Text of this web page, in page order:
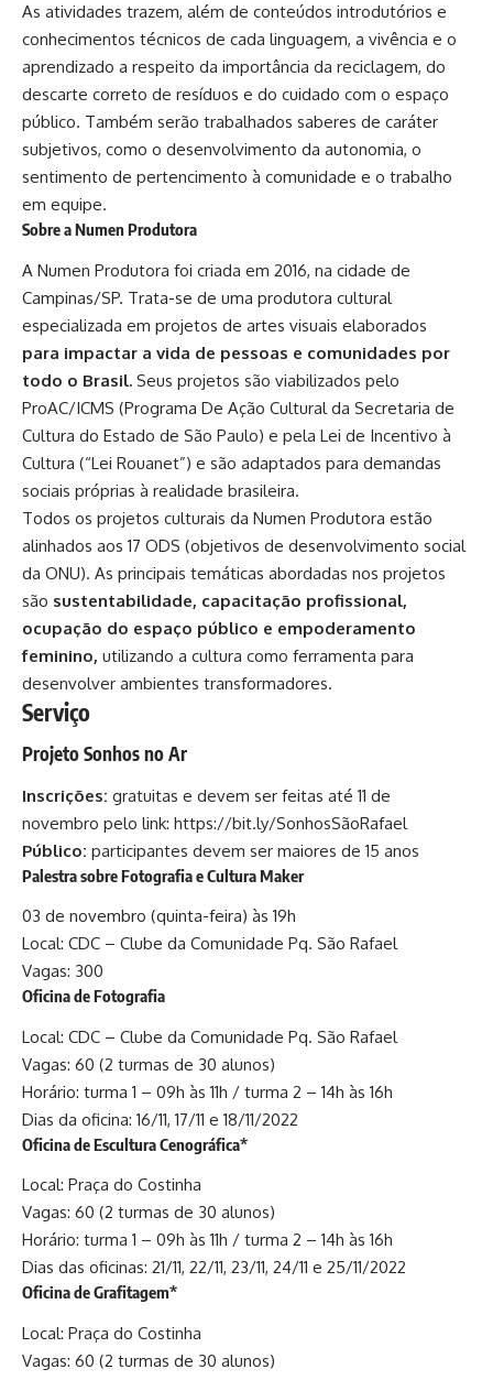
As atividades trazem, além de conteúdos introdutórios e
conhecimentos técnicos de cada linguagem, a vivência e o
aprendizado a respeito da importância da reciclagem, do
descarte correto de resíduos e do cuidado com o espaço
público. Também serão trabalhados saberes de caráter
subjetivos, como o desenvolvimento da autonomia, o
sentimento de pertencimento à comunidade e o trabalho
em equipe.
Sobre a Numen Produtora
A Numen Produtora foi criada em 2016, na cidade de
Campinas/SP. Trata-se de uma produtora cultural
especializada em projetos de artes visuais elaborados
para impactar a vida de pessoas e comunidades por
todo o Brasil. Seus projetos são viabilizados pelo
ProAC/ICMS (Programa De Ação Cultural da Secretaria de
Cultura do Estado de São Paulo) e pela Lei de Incentivo à
Cultura (“Lei Rouanet”) e são adaptados para demandas
sociais próprias à realidade brasileira.
Todos os projetos culturais da Numen Produtora estão
alinhados aos 17 ODS (objetivos de desenvolvimento social
da ONU). As principais temáticas abordadas nos projetos
são sustentabilidade, capacitação profissional,
ocupação do espaço público e empoderamento
feminino, utilizando a cultura como ferramenta para
desenvolver ambientes transformadores.
Serviço
Projeto Sonhos no Ar
Inscrições: gratuitas e devem ser feitas até 11 de
novembro pelo link: https://bit.ly/SonhosSãoRafael
Público: participantes devem ser maiores de 15 anos
Palestra sobre Fotografia e Cultura Maker
03 de novembro (quinta-feira) às 19h
Local: CDC – Clube da Comunidade Pq. São Rafael
Vagas: 300
Oficina de Fotografia
Local: CDC – Clube da Comunidade Pq. São Rafael
Vagas: 60 (2 turmas de 30 alunos)
Horário: turma 1 – 09h às 11h / turma 2 – 14h às 16h
Dias da oficina: 16/11, 17/11 e 18/11/2022
Oficina de Escultura Cenográfica*
Local: Praça do Costinha
Vagas: 60 (2 turmas de 30 alunos)
Horário: turma 1 – 09h às 11h / turma 2 – 14h às 16h
Dias das oficinas: 21/11, 22/11, 23/11, 24/11 e 25/11/2022
Oficina de Grafitagem*
Local: Praça do Costinha
Vagas: 60 (2 turmas de 30 alunos)